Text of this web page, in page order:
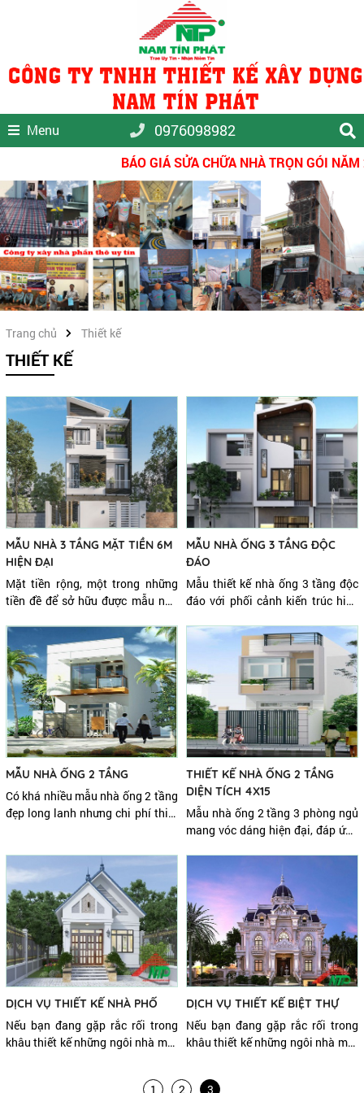
Menu 0976098982
BÁO GIÁ SỬA CHỮA NHÀ TRỌN GÓI NĂM
Trang chủ Thiết kế
THIẾT KẾ
MẪU NHÀ 3 TẦNG MẶT TIỀN 6M
HIỆN ĐẠI
Mặt tiền rộng, một trong những
tiền đề để sở hữu được mẫu nhà
3 tầng mặt tiền 6m, thiết kế theo
phong cách hiện đại hy vọng sẽ
có thêm một giải pháp mới cho
Quý khách hàng đang băn khoăn
MẪU NHÀ ỐNG 3 TẦNG ĐỘC
ĐÁO
Mẫu thiết kế nhà ống 3 tầng độc
đáo với phối cảnh kiến trúc hiện
ở đâu. Phối cảnh thiết kế được
chúng tôi triển khai cho chủ đầu
tư tại TP HCM.
MẪU NHÀ ỐNG 2 TẦNG
Có khá nhiều mẫu nhà ống 2 tầng
đẹp long lanh nhưng chi phí thiết
THIẾT KẾ NHÀ ỐNG 2 TẦNG
DIỆN TÍCH 4X15
Mẫu nhà ống 2 tầng 3 phòng ngủ
mang vóc dáng hiện đại, đáp ứng
4×15 thiết kế đơn giản gồm 3
phòng ngủ, cùng không gian sinh
hoạt chung cho gia đình.
DỊCH VỤ THIẾT KẾ NHÀ PHỐ
Nếu bạn đang gặp rắc rối trong
khâu thiết kế những ngôi nhà mặt
đông đảo thì hãy để Thiết Kế - Xây
DỊCH VỤ THIẾT KẾ BIỆT THỰ
Nếu bạn đang gặp rắc rối trong
khâu thiết kế những ngôi nhà mặt
đông đảo thì hãy để Thiết Kế - Xây
1 2 3